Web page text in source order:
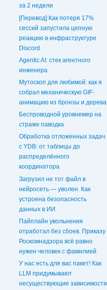
за 2 недели
[Перевод] Как потеря 17%
сессий запустила цепную
реакцию в инфраструктуре
Discord
Agentic AI: стек агентного
инженера
Мутоскоп для любимой: как я
собрал механическую GIF-
анимацию из бронзы и дерева
Беспроводной уровнемер на
страже паводка
Обработка отложенных задач
c YDB: от таблицы до
распределённого
координатора
Загрузил не тот файл в
нейросеть — уволен. Как
устроена безопасность
данных в ИИ
Пайплайн увольнения
отработал без сбоев. Приказу
Роскомнадзора всё равно
нужен человек с фамилией
У нас есть для вас пакет! Как
LLM придумывают
несуществующие зависимости